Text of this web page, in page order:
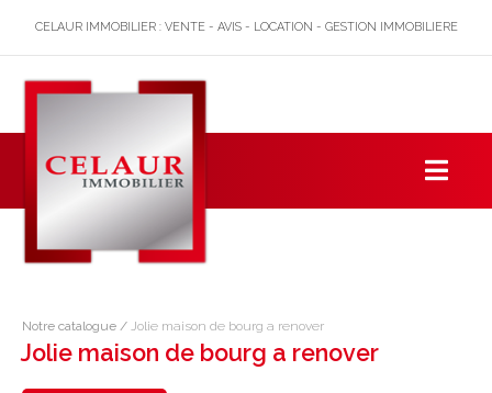
CELAUR IMMOBILIER : VENTE - AVIS - LOCATION - GESTION IMMOBILIERE
Notre catalogue / Jolie maison de bourg a renover
Jolie maison de bourg a renover